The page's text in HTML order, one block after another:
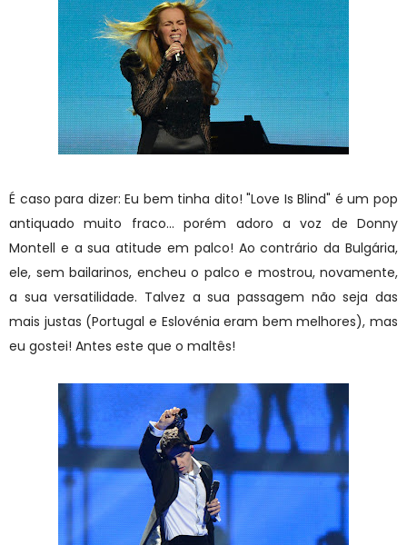
É caso para dizer: Eu bem tinha dito! "Love Is Blind" é um pop
antiquado muito fraco... porém adoro a voz de Donny
Montell e a sua atitude em palco! Ao contrário da Bulgária,
ele, sem bailarinos, encheu o palco e mostrou, novamente,
a sua versatilidade. Talvez a sua passagem não seja das
mais justas (Portugal e Eslovénia eram bem melhores), mas
eu gostei! Antes este que o maltês!